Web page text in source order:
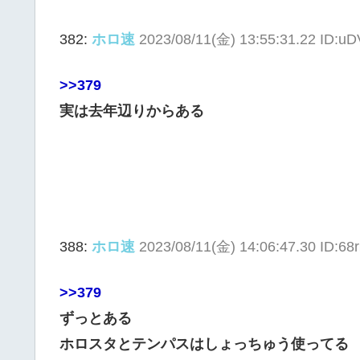
382: ホロ速 2023/08/11(金) 13:55:31.22
>>379
実は去年辺りからある
388: ホロ速 2023/08/11(金) 14:06:47.30
>>379
ずっとある
ホロスタとテンパスはしょっちゅう使ってる